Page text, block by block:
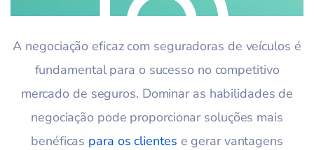
A negociação eficaz com seguradoras de veículos é
fundamental para o sucesso no competitivo
mercado de seguros. Dominar as habilidades de
negociação pode proporcionar soluções mais
benéficas para os clientes e gerar vantagens